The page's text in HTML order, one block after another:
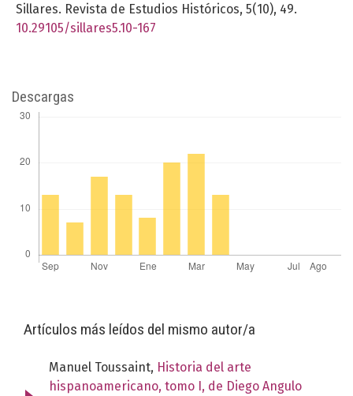
Sillares. Revista de Estudios Históricos, 5(10), 49.
10.29105/sillares5.10-167
Descargas
Artículos más leídos del mismo autor/a
Manuel Toussaint, Historia del arte
hispanoamericano, tomo I, de Diego Angulo